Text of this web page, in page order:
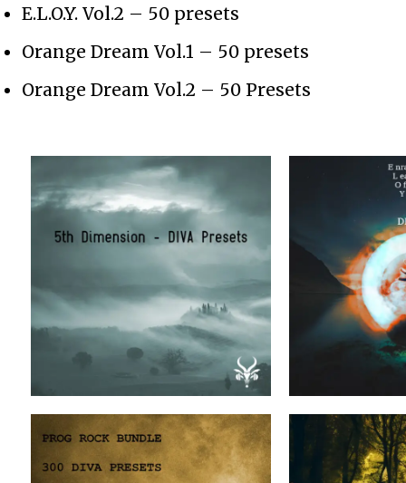
E.L.O.Y. Vol.2 – 50 presets
Orange Dream Vol.1 – 50 presets
Orange Dream Vol.2 – 50 Presets